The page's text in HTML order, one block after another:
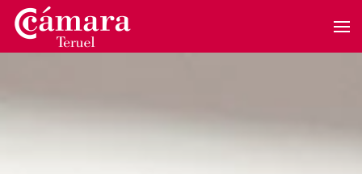
Skip to main content